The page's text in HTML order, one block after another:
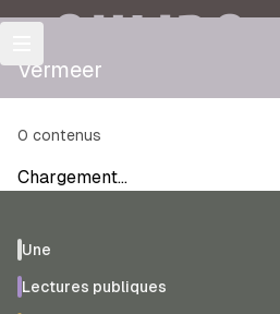
OULIPO
Vermeer
0 contenus
Chargement…
Une
Lectures publiques